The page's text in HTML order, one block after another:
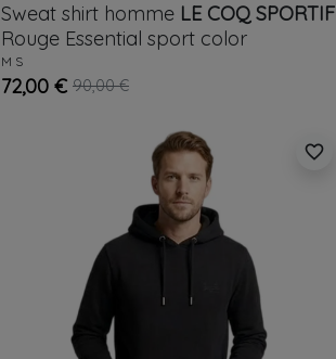
Sweat shirt homme LE COQ SPORTIF
Rouge Essential sport color
M S
72,00 € 90,00 €
favorite_border